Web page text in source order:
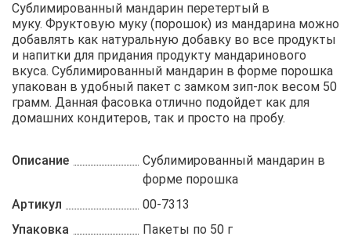
Сублимированный мандарин перетертый в
муку. Фруктовую муку (порошок) из мандарина можно
добавлять как натуральную добавку во все продукты
и напитки для придания продукту мандаринового
вкуса. Сублимированный мандарин в форме порошка
упакован в удобный пакет с замком зип-лок весом 50
грамм. Данная фасовка отлично подойдет как для
домашних кондитеров, так и просто на пробу.
Описание
Сублимированный мандарин в
форме порошка
Артикул
00-7313
Упаковка
Пакеты по 50 г